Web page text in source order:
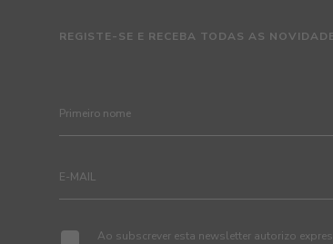
REGISTE-SE E RECEBA TODAS AS
Ao subscrever esta newsletter autorizo